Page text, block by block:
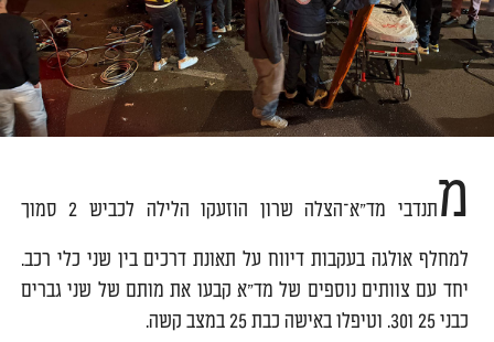
מ תנדבי מד"א־הצלה שרון הוזעקו הלילה לכביש 2 סמוך
למחלף אולגה בעקבות דיווח על תאונת דרכים בין שני כלי רכב.
יחד עם צוותים נוספים של מד"א קבעו את מותם של שני גברים
כבני 25 ו30. וטיפלו באישה כבת 25 במצב קשה.